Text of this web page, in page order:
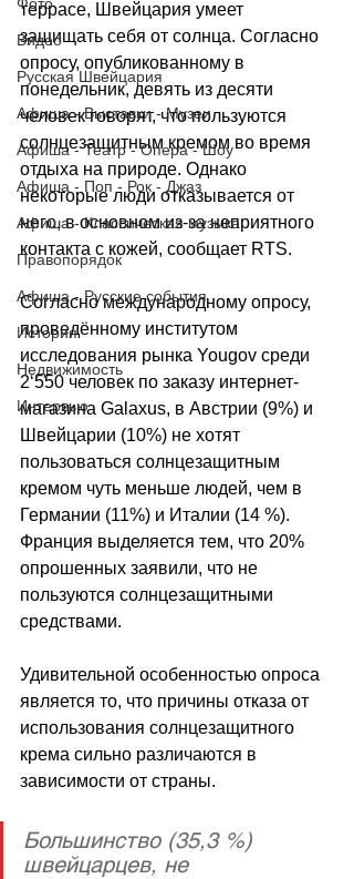
Видео
Русская Швейцария
Афиша - Выставки - Музеи
Афиша - Театр - Опера - Шоу
Афиша - Поп - Рок - Джаз
Афиша - Классическая музыка
Правопорядок
Афиша - Русские события
История
Недвижимость
Интервью
террасе, Швейцария умеет
защищать себя от солнца. Согласно
опросу, опубликованному в
понедельник, девять из десяти
человек говорят, что пользуются
солнцезащитным кремом во время
отдыха на природе. Однако
некоторые люди отказывается от
него, в основном из-за неприятного
контакта с кожей, сообщает RTS.
Согласно международному опросу,
проведённому институтом
исследования рынка Yougov среди
2‘550 человек по заказу интернет-
магазина Galaxus, в Австрии (9%) и
Швейцарии (10%) не хотят
пользоваться солнцезащитным
кремом чуть меньше людей, чем в
Германии (11%) и Италии (14 %).
Франция выделяется тем, что 20%
опрошенных заявили, что не
пользуются солнцезащитными
средствами.
Удивительной особенностью опроса
является то, что причины отказа от
использования солнцезащитного
крема сильно различаются в
зависимости от страны.
Большинство (35,3 %)
швейцарцев, не